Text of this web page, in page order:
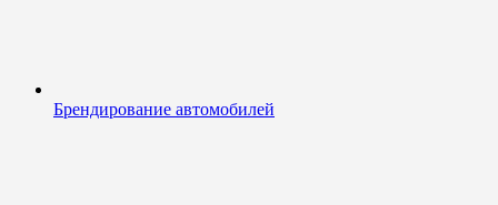
Брендирование автомобилей